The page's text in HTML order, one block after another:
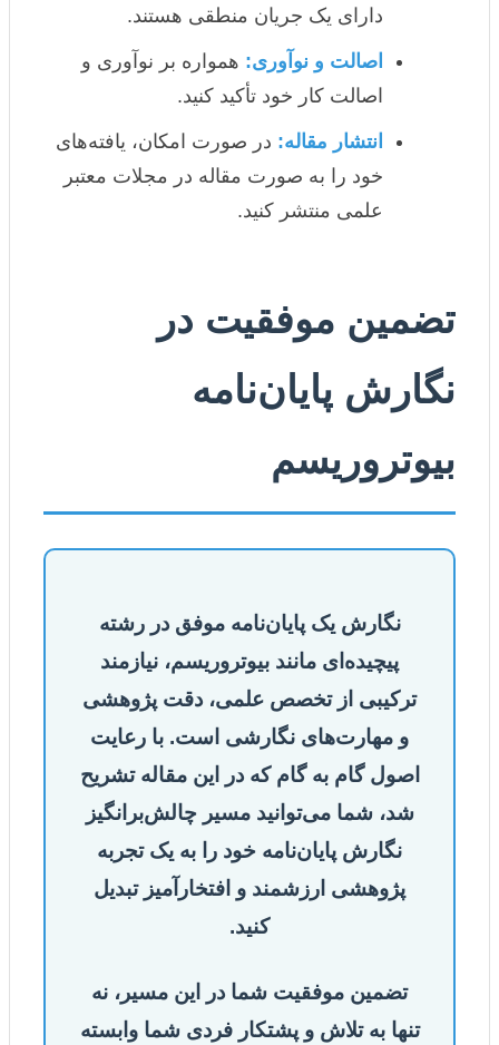
دارای یک جریان منطقی هستند.
اصالت و نوآوری: همواره بر نوآوری و
اصالت کار خود تأکید کنید.
انتشار مقاله: در صورت امکان، یافته‌های
خود را به صورت مقاله در مجلات معتبر
علمی منتشر کنید.
تضمین موفقیت در
نگارش پایان‌نامه
بیوتروریسم
نگارش یک پایان‌نامه موفق در رشته
پیچیده‌ای مانند بیوتروریسم، نیازمند
ترکیبی از تخصص علمی، دقت پژوهشی
و مهارت‌های نگارشی است. با رعایت
اصول گام به گام که در این مقاله تشریح
شد، شما می‌توانید مسیر چالش‌برانگیز
نگارش پایان‌نامه خود را به یک تجربه
پژوهشی ارزشمند و افتخارآمیز تبدیل
کنید.
تضمین موفقیت شما در این مسیر، نه
تنها به تلاش و پشتکار فردی شما وابسته